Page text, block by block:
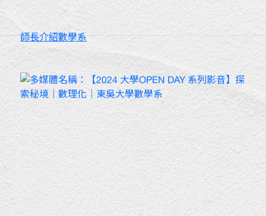
師長介紹數學系